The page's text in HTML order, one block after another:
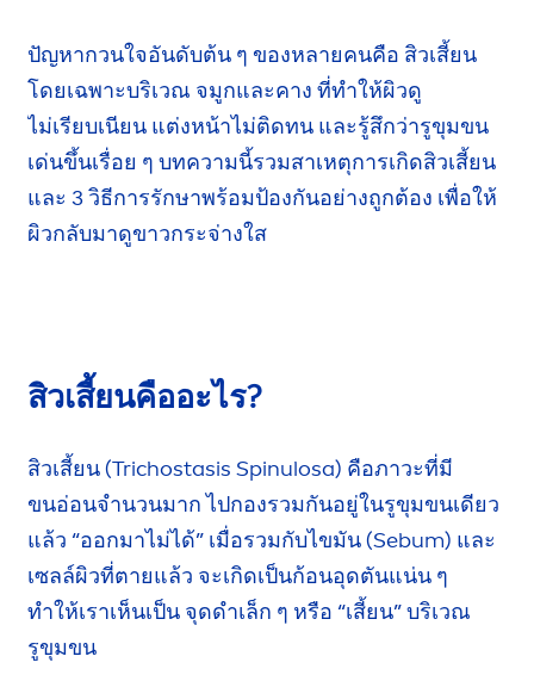
ปัญหากวนใจอันดับต้น ๆ ของหลายคนคือ สิวเสี้ยน
โดยเฉพาะบริเวณ จมูกและคาง ที่ทำให้ผิวดู
ไม่เรียบเนียน แต่งหน้าไม่ติดทน และรู้สึกว่ารูขุมขน
เด่นขึ้นเรื่อย ๆ บทความนี้รวมสาเหตุการเกิดสิวเสี้ยน
และ 3 วิธีการรักษาพร้อมป้องกันอย่างถูกต้อง เพื่อให้
ผิวกลับมาดูขาวกระจ่างใส
สิวเสี้ยนคืออะไร?
สิวเสี้ยน (Trichostasis Spinulosa) คือภาวะที่มี
ขนอ่อนจำนวนมาก ไปกองรวมกันอยู่ในรูขุมขนเดียว
แล้ว “ออกมาไม่ได้” เมื่อรวมกับไขมัน(Sebum) และ
เซลล์ผิวที่ตายแล้ว จะเกิดเป็นก้อนอุดตันแน่น ๆ
ทำให้เราเห็นเป็น จุดดำเล็ก ๆ หรือ “เสี้ยน” บริเวณ
รูขุมขน